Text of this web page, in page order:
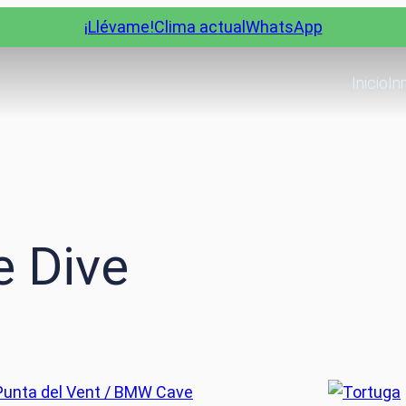
¡Llévame!Clima actual WhatsApp
Inicio
Dive